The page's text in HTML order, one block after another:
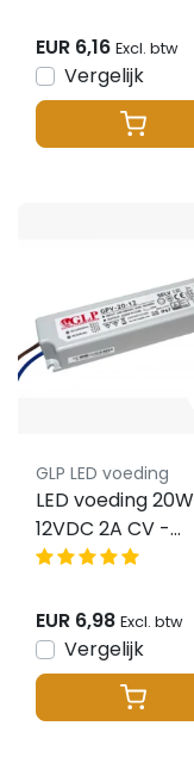
EUR 6,16 Excl. btw
Vergelijk
GLP LED voeding
LED voeding 20W
12VDC 2A CV -
Waterdicht IP67 -
EUR 6,98 Excl. btw
Vergelijk